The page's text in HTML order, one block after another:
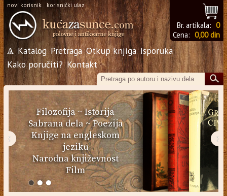
novi korisnik korisnički ulaz
Br. artikala: 0
Cena: 0,00 din
Ѧ Katalog Pretraga Otkup knjiga Isporuka
Kako poručiti? Kontakt
Filozofija~Istorija
Sabrana dela~Poezija
Knjige na engleskom
jeziku
Narodna književnost
Film
‹ ›